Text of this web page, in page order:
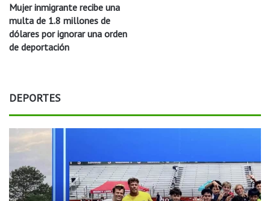
Mujer inmigrante recibe una
multa de 1.8 millones de
dólares por ignorar una orden
de deportación
DEPORTES